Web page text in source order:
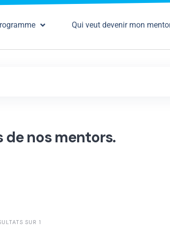
Qui veut devenir mon
de nos mentors.
SUR 1